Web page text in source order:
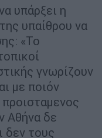
υπάρξει η
υπαίθρου να
«Το
γνωρίζουν
με ποιόν
Αθήνα δε
δεν τους